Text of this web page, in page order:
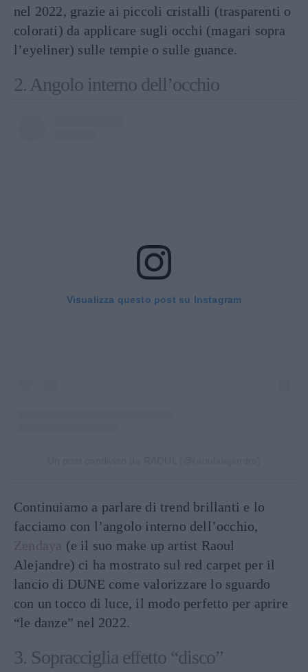
nel 2022, grazie ai piccoli cristalli (trasparenti o
colorati) da applicare sugli occhi (magari sopra
l’eyeliner) sulle tempie o sulle guance.
2. Angolo interno dell’occhio
Visualizza questo post su Instagram
Continuiamo a parlare di trend brillanti e lo
facciamo con l’angolo interno dell’occhio,
Zendaya (e il suo make up artist Raoul
Alejandre) ci ha mostrato sul red carpet per il
lancio di DUNE come valorizzare lo sguardo
con un tocco di luce, il modo perfetto per aprire
“le danze” nel 2022.
3. Sopracciglia effetto “disco”